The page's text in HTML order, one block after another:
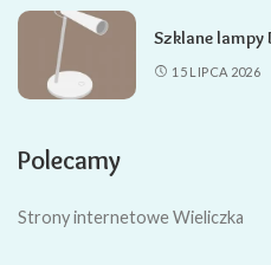
Szklane lampy
15 LIPCA 2026
Polecamy
Strony internetowe Wieliczka